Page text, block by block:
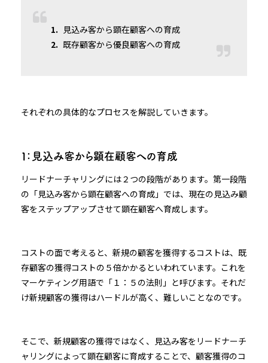
見込み客から顕在顧客への育成
既存顧客から優良顧客への育成
それぞれの具体的なプロセスを解説していきます。
１：見込み客から顕在顧客への育成
リードナーチャリングには２つの段階があります。第一段階
の「見込み客から顕在顧客への育成」では、現在の見込み顧
客をステップアップさせて顕在顧客へ育成します。
コストの面で考えると、新規の顧客を獲得するコストは、既
存顧客の獲得コストの５倍かかるといわれています。これを
マーケティング用語で「１：５の法則」と呼びます。それだ
け新規顧客の獲得はハードルが高く、難しいことなのです。
そこで、新規顧客の獲得ではなく、見込み客をリードナーチ
ャリングによって顕在顧客に育成することで、顧客獲得のコ